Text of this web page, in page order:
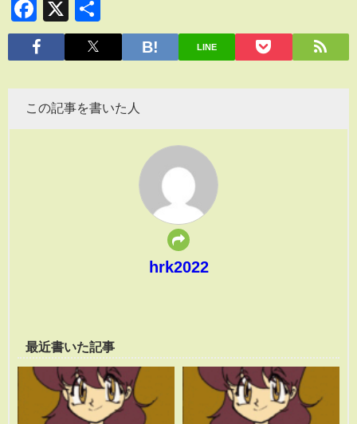
Facebook
X
有
LINE
この記事を書いた人
hrk2022
最近書いた記事